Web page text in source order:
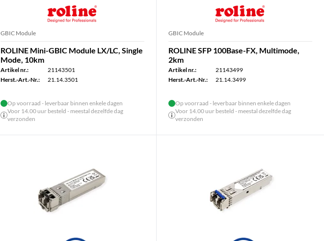
GBIC Module
ROLINE Mini-GBIC Module LX/LC, Single
Mode, 10km
Artikel nr.:
21143501
Herst.-Art.-Nr.:
21.14.3501
Op voorraad - leverbaar binnen enkele dagen
Voor 14.00 uur besteld - meestal dezelfde dag
verzonden
GBIC Module
ROLINE SFP 100Base-FX, Multimode,
2km
Artikel nr.:
21143499
Herst.-Art.-Nr.:
21.14.3499
Op voorraad - leverbaar binnen enkele dagen
Voor 14.00 uur besteld - meestal dezelfde dag
verzonden